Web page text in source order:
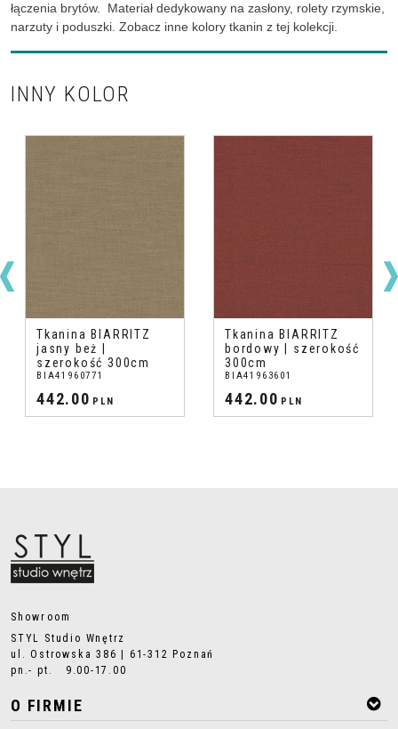
łączenia brytów. Materiał dedykowany na zasłony, rolety rzymskie,
narzuty i poduszki. Zobacz inne kolory tkanin z tej kolekcji.
INNY KOLOR
Tkanina BIARRITZ
jasny beż |
szerokość 300cm
BIA41960771
442.00 PLN
Tkanina BIARRITZ
bordowy | szerokość
300cm
BIA41963601
442.00 PLN
Showroom
STYL Studio Wnętrz
ul. Ostrowska 386 | 61-312 Poznań
pn.- pt. 9.00-17.00
O FIRMIE